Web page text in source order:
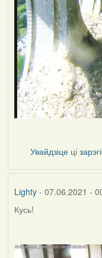
Увайдзіце ці
Lighty- 07.06.2021 -
Кусь!